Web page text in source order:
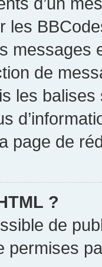
les
messages
de
les
page de
?
de
permises